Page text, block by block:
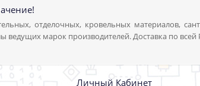
отделочных, кровельных материалов,
ведущих марок производителей. Доставка по
Личный Кабинет